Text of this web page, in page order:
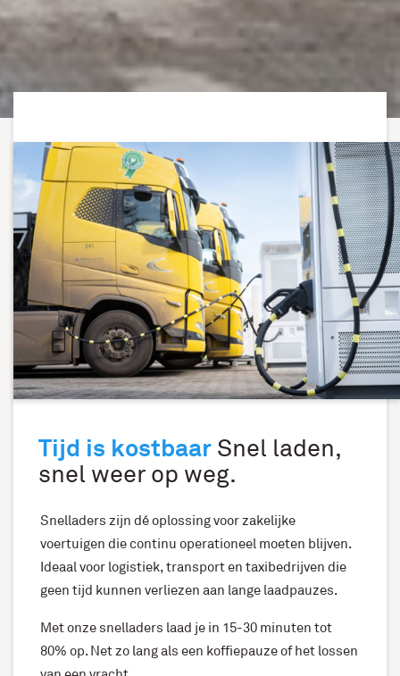
Tijd is kostbaar Snel laden,
snel weer op weg.
Snelladers zijn dé oplossing voor zakelijke
voertuigen die continu operationeel moeten blijven.
Ideaal voor logistiek, transport en taxibedrijven die
geen tijd kunnen verliezen aan lange laadpauzes.
Met onze snelladers laad je in 15-30 minuten tot
80% op. Net zo lang als een koffiepauze of het lossen